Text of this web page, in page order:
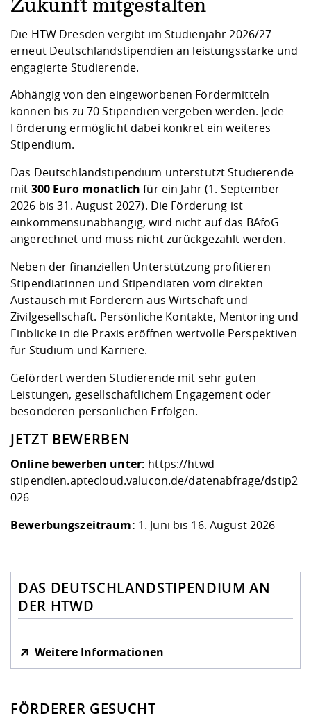
Vorbereitung
Studien- und
und Physik
Fremdsprachen
Jobs, Praktika,
Studieren in
Lebenslagen
Studentenwerk
Arbeit
Career Service
Lehren,
Formulare und
Formulare und
FIS -
Prototyping und
Kooperationen
Kontakt &
Klimaschutz &
Gremien und
Landbau/
Maschinenbau
Angebote für
Kontakt und Anfahrt
Qualitätssicherung
Zukunft mitgestalten
Die HTW Dresden vergibt im Studienjahr 2026/27
erneut Deutschlandstipendien an leistungsstarke und
engagierte Studierende.
Abhängig von den eingeworbenen Fördermitteln
können bis zu 70 Stipendien vergeben werden. Jede
Förderung ermöglicht dabei konkret ein weiteres
Stipendium.
Das Deutschlandstipendium unterstützt Studierende
mit 300 Euro monatlich für ein Jahr (1. September
2026 bis 31. August 2027). Die Förderung ist
einkommensunabhängig, wird nicht auf das BAföG
angerechnet und muss nicht zurückgezahlt werden.
Neben der finanziellen Unterstützung profitieren
Stipendiatinnen und Stipendiaten vom direkten
Austausch mit Förderern aus Wirtschaft und
Zivilgesellschaft. Persönliche Kontakte, Mentoring und
Einblicke in die Praxis eröffnen wertvolle Perspektiven
für Studium und Karriere.
Gefördert werden Studierende mit sehr guten
Leistungen, gesellschaftlichem Engagement oder
besonderen persönlichen Erfolgen.
JETZT BEWERBEN
Online bewerben unter: https://htwd-
stipendien.aptecloud.valucon.de/datenabfrage/dstip2
026
Bewerbungszeitraum: 1. Juni bis 16. August 2026
DAS DEUTSCHLANDSTIPENDIUM AN
DER HTWD
Weitere Informationen
FÖRDERER GESUCHT